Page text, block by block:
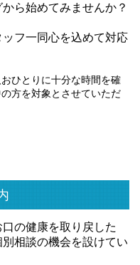
ら始めてみませんか？
フ一同心を込めて対応
ひとりに十分な時間を確
方を対象とさせていただ
の健康を取り戻した
相談の機会を設けてい